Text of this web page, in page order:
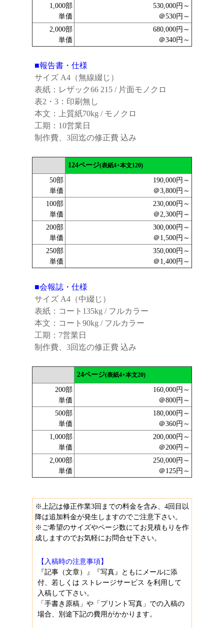
1,000部
単価
530,000円～
＠530円～
2,000部
単価
680,000円～
＠340円～
■報告書・仕様
サイズ A4（無線綴じ）
表紙：レザック66 215 / 片面モノクロ
表2・3：印刷無し
本文：上質紙70kg / モノクロ
工期：10営業日
制作費、3回迄の修正費 込み
124ページ(表紙4+本文120)
50部
単価
190,000円～
＠3,800円～
100部
単価
230,000円～
＠2,300円～
200部
単価
300,000円～
＠1,500円～
250部
単価
350,000円～
＠1,400円～
■会報誌・仕様
サイズ A4（中綴じ）
表紙：コート135kg / フルカラー
本文：コート90kg / フルカラー
工期：7営業日
制作費、3回迄の修正費 込み
24ページ(表紙4+本文20)
200部
単価
160,000円～
＠800円～
500部
単価
180,000円～
＠360円～
1,000部
単価
200,000円～
＠200円～
2,000部
単価
250,000円～
＠125円～
※上記は修正作業3回までの料金を含み、4回目以
降は追加料金が発生しますのでご注意下さい。
※ご希望のサイズやページ数にてお見積もりを作
成しますのでお気軽にお問合せ下さい。
【入稿時の注意事項】
『記事（文章）』『写真』ともにメールに添
付、若しくは ストレージサービス を利用して
入稿して下さい。
「手書き原稿」や「プリント写真」での入稿の
場合、別途下記の費用がかかります。